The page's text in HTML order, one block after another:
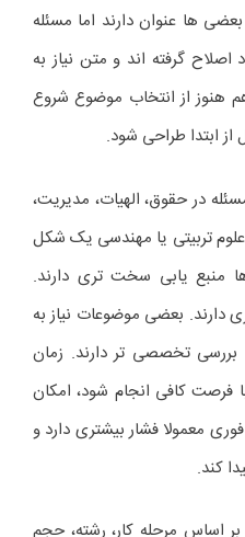
ها عنوان دارند اما مسئله
اصلاح گرفته اند و متن نیاز به
هنوز از انتخاب موضوع شروع
از ابتدا طراحی شود.
در حقوق، الهیات، مدیریت،
تربیتی یا مهندسی یک شکل
منبع یابی سخت تری دارند.
بعضی موضوعات نیاز به
بررسی تخصصی تر دارند. زمان
کافی انجام شود، امکان
معمولا فشار بیشتری دارد و
کند.
اساس مرحله کار، رشته، حجم